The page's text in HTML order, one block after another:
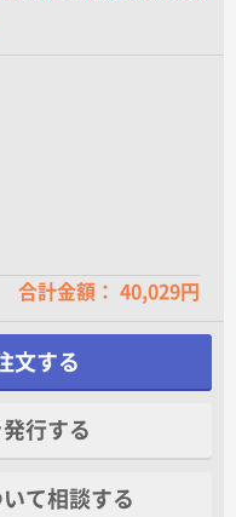
合計金額： 40,029円
文する
行する
て相談する